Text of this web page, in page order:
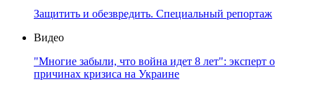
Защитить и обезвредить. Специальный репортаж
Видео
"Многие забыли, что война идет 8 лет": эксперт о
причинах кризиса на Украине